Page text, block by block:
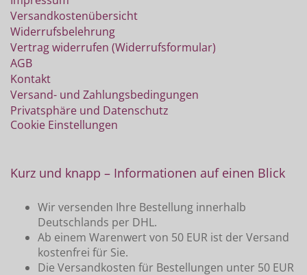
Versandkostenübersicht
Widerrufsbelehrung
Vertrag widerrufen (Widerrufsformular)
AGB
Kontakt
Versand- und Zahlungsbedingungen
Privatsphäre und Datenschutz
Cookie Einstellungen
Kurz und knapp – Informationen auf einen Blick
Wir versenden Ihre Bestellung innerhalb
Deutschlands per DHL.
Ab einem Warenwert von 50 EUR ist der Versand
kostenfrei für Sie.
Die Versandkosten für Bestellungen unter 50 EUR